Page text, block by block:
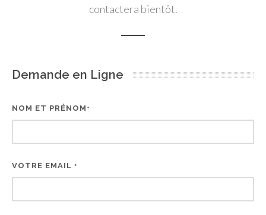
contactera bientôt.
Demande en Ligne
NOM ET PRÉNOM *
VOTRE EMAIL *